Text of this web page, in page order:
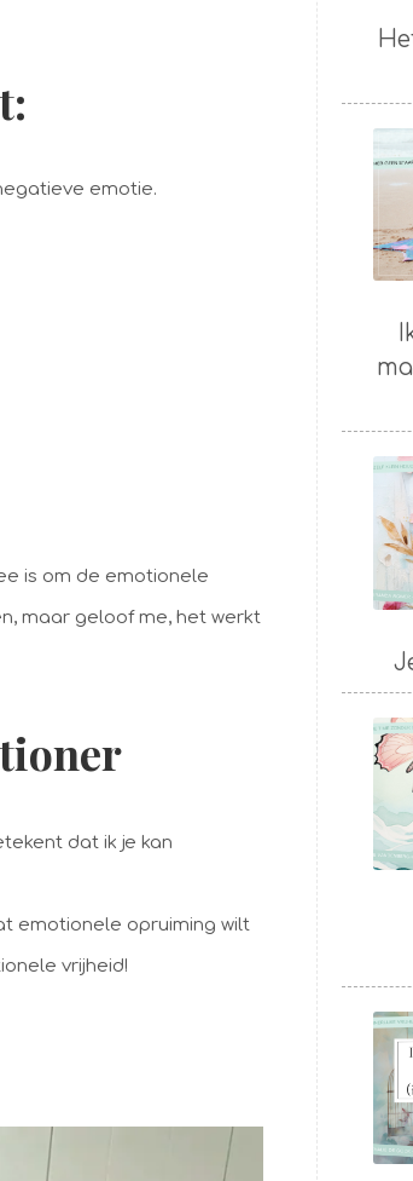
emotie.
is om de emotionele
maar geloof me, het werkt
dat ik je kan
emotionele opruiming wilt
vrijheid!